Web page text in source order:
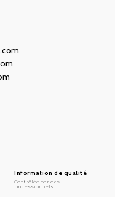
Information de qualité
Contrôlée par des
professionnels